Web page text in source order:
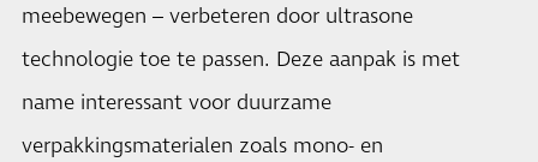
meebewegen – verbeteren door ultrasone
technologie toe te passen. Deze aanpak is met
name interessant voor duurzame
verpakkingsmaterialen zoals mono- en